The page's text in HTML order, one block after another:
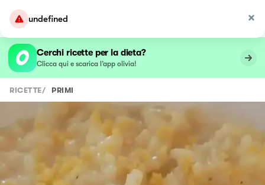
undefined
Cerchi ricette per la dieta?
Clicca qui e scarica l’app olivia!
RICETTE/ PRIMI